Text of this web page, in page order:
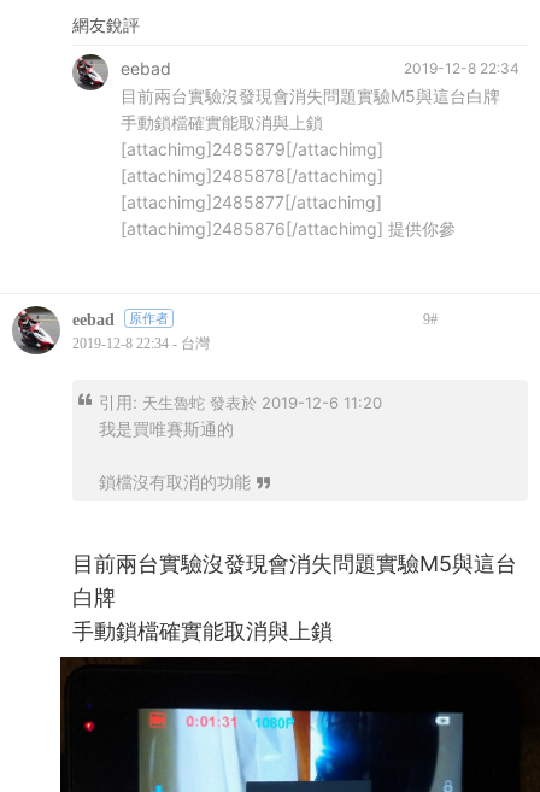
網友銳評
2019-12-8 22:34
eebad
目前兩台實驗沒發現會消失問題實驗M5與這台白牌
手動鎖檔確實能取消與上鎖
[attachimg]2485879[/attachimg]
[attachimg]2485878[/attachimg]
[attachimg]2485877[/attachimg]
[attachimg]2485876[/attachimg] 提供你參
eebad 原作者 9#
2019-12-8 22:34 - 台灣
引用: 天生魯蛇 發表於 2019-12-6 11:20
我是買唯賽斯通的
鎖檔沒有取消的功能
目前兩台實驗沒發現會消失問題實驗M5與這台
白牌
手動鎖檔確實能取消與上鎖